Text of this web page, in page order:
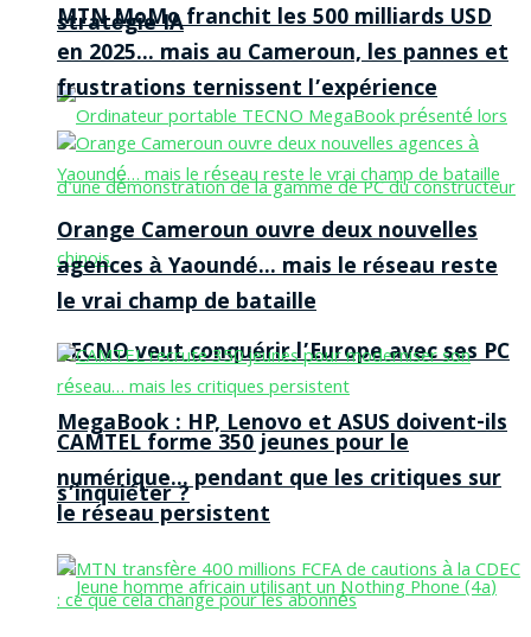
stratégie IA
TECNO veut conquérir l’Europe avec ses PC
MegaBook : HP, Lenovo et ASUS doivent-ils
s’inquiéter ?
MTN MoMo franchit les 500 milliards USD
en 2025… mais au Cameroun, les pannes et
frustrations ternissent l’expérience
Orange Cameroun ouvre deux nouvelles
agences à Yaoundé… mais le réseau reste
le vrai champ de bataille
CAMTEL forme 350 jeunes pour le
numérique… pendant que les critiques sur
le réseau persistent